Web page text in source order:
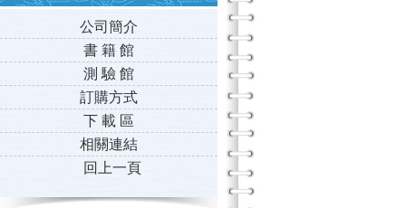
公司簡介
書 籍 館
測 驗 館
訂購方式
下 載 區
相關連結
回上一頁